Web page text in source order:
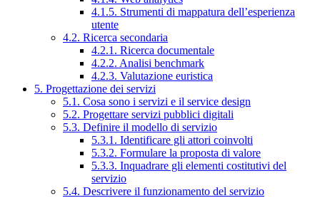
4.1.5. Strumenti di mappatura dell’esperienza
utente
4.2. Ricerca secondaria
4.2.1. Ricerca documentale
4.2.2. Analisi benchmark
4.2.3. Valutazione euristica
5. Progettazione dei servizi
5.1. Cosa sono i servizi e il service design
5.2. Progettare servizi pubblici digitali
5.3. Definire il modello di servizio
5.3.1. Identificare gli attori coinvolti
5.3.2. Formulare la proposta di valore
5.3.3. Inquadrare gli elementi costitutivi del
servizio
5.4. Descrivere il funzionamento del servizio